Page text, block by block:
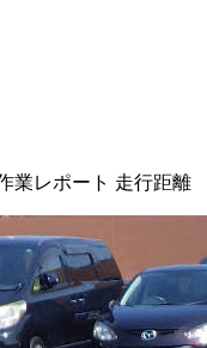
ポート 走行距離